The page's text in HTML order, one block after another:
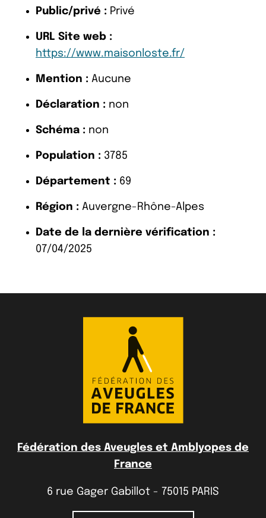
Public/privé : Privé
URL Site web :
https://www.maisonloste.fr/
Mention : Aucune
Déclaration : non
Schéma : non
Population : 3785
Département : 69
Région : Auvergne-Rhône-Alpes
Date de la dernière vérification :
07/04/2025
Fédération des Aveugles et Amblyopes de
France
6 rue Gager Gabillot - 75015 PARIS